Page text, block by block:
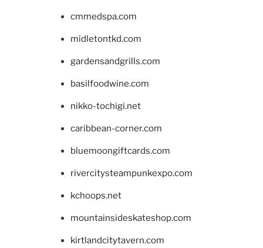
cmmedspa.com
midletontkd.com
gardensandgrills.com
basilfoodwine.com
nikko-tochigi.net
caribbean-corner.com
bluemoongiftcards.com
rivercitysteampunkexpo.com
kchoops.net
mountainsideskateshop.com
kirtlandcitytavern.com